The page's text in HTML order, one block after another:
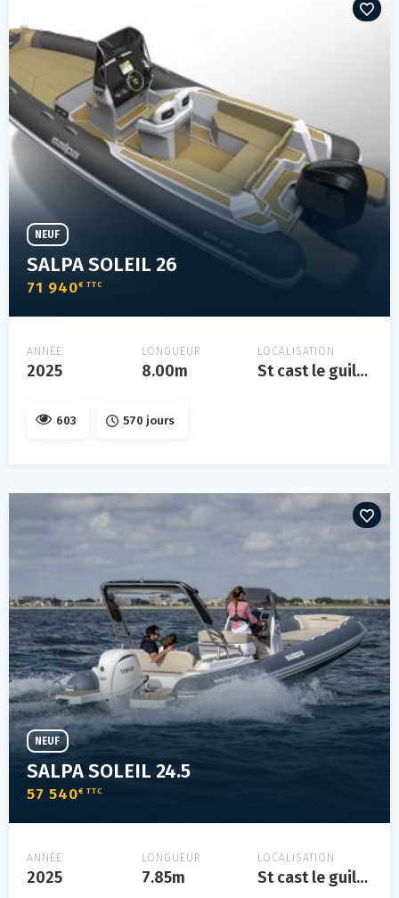
SALPA SOLEIL 26
71 940€ TTC
NEUF
ANNÉE
2025
LONGUEUR
8.00m
LOCALISATION
St cast le guildo
603 570 jours
SALPA SOLEIL 24.5
57 540€ TTC
NEUF
ANNÉE
2025
LONGUEUR
7.85m
LOCALISATION
St cast le guildo